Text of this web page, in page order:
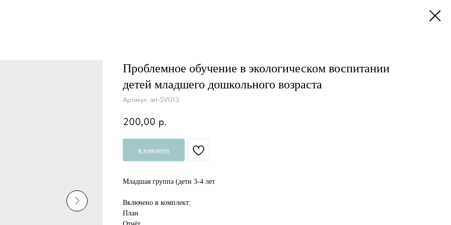
Проблемное обучение в экологическом воспитании
детей младшего дошкольного возраста
Артикул: art-SV013
200,00 р.
в корзину
Младшая группа (дети 3-4 лет
Включено в комплект:
План